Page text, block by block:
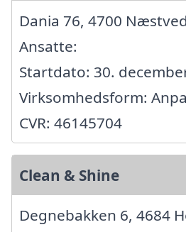
Dania 76, 4700 Næstved
Ansatte:
Startdato: 30.
Virksomhedsform:
CVR: 46145704
Clean & Shine
Degnebakken 6, 4684